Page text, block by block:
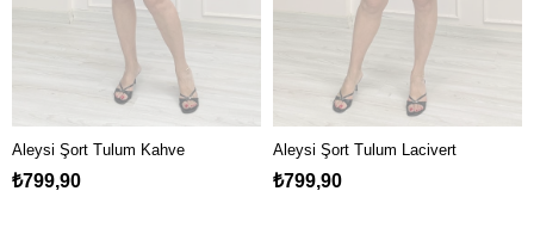
Aleysi Şort Tulum Kahve
₺799,90
Aleysi Şort Tulum Lacivert
₺799,90